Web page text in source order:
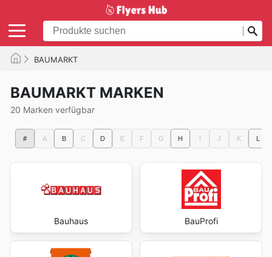
BAUMARKT
BAUMARKT MARKEN
20 Marken verfügbar
# A B C D E F G H I J K L
Bauhaus BauProfi